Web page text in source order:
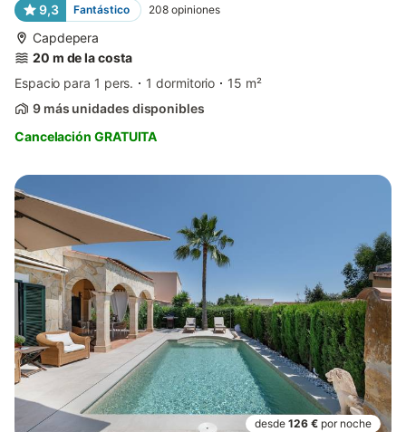
9,3 Fantástico 208 opiniones
Capdepera
20 m de la costa
Espacio para 1 pers.
1 dormitorio
15 m²
9 más unidades disponibles
Cancelación GRATUITA
desde 126 € por noche